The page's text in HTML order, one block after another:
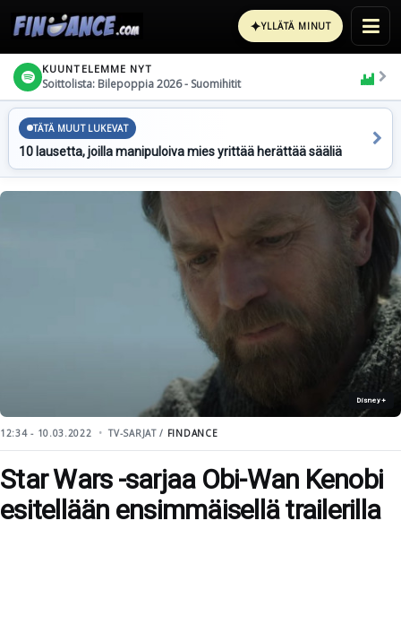
✦YLLÄTÄ MINUT
KUUNTELEMME NYT
Soittolista: Bilepoppia 2026 - Suomihitit
TÄTÄ MUUT LUKEVAT
10 lausetta, joilla manipuloiva mies yrittää herättää sääliä
Disney+
12:34 - 10.03.2022 TV-SARJAT / FINDANCE
Star Wars -sarjaa Obi-Wan Kenobi
esitellään ensimmäisellä trailerilla